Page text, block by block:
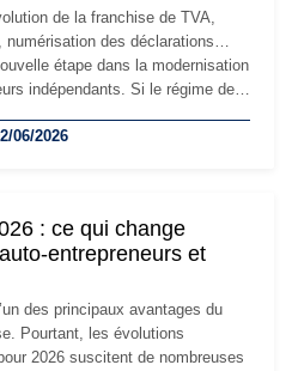
de la franchise de TVA,
numérisation des déclarations…
étape dans la modernisation
indépendants. Si le régime de
s'adapter à un environnement
06/2026
: ce qui change
entrepreneurs et
des principaux avantages du
Pourtant, les évolutions
2026 suscitent de nombreuses